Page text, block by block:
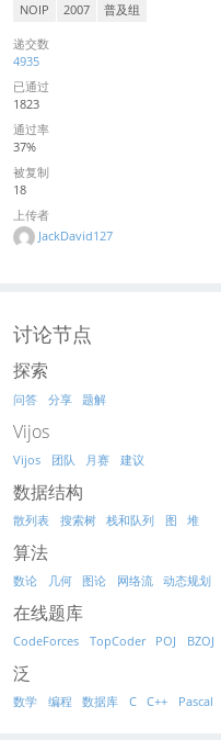
NOIP 2007 普及组
递交数
4935
已通过
1823
通过率
37%
被复制
18
上传者
JackDavid127
讨论节点
探索
问答 分享 题解
Vijos
Vijos 团队 月赛 建议
数据结构
散列表 搜索树 栈和队列 图 堆
算法
数论 几何 图论 网络流 动态规划
在线题库
CodeForces TopCoder POJ BZOJ
泛
数学 编程 数据库 C C++ Pascal